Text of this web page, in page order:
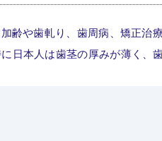
齢や歯軋り、歯周病、矯正治
日本人は歯茎の厚みが薄く、